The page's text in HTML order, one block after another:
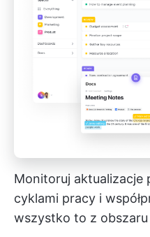
Monitoruj aktualizacje
cyklami pracy i
wszystko to z